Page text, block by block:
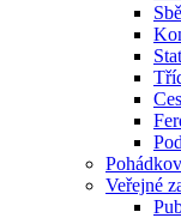
Veřejné